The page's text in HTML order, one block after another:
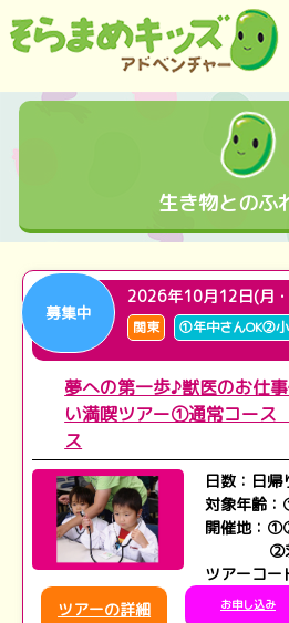
生き物とのふ
募集中
2026年10月12日(月
関東 ①年中さんOK②
夢への第一歩♪獣医のお仕
い満喫ツアー①通常コー
ス
日数：日帰
対象年齢
開催地：
②
ツアーコ
ツアーの詳細
お申し込み